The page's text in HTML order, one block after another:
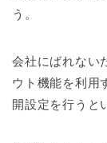
う。
会社にばれない
ウト機能を利用
開設定を行うと